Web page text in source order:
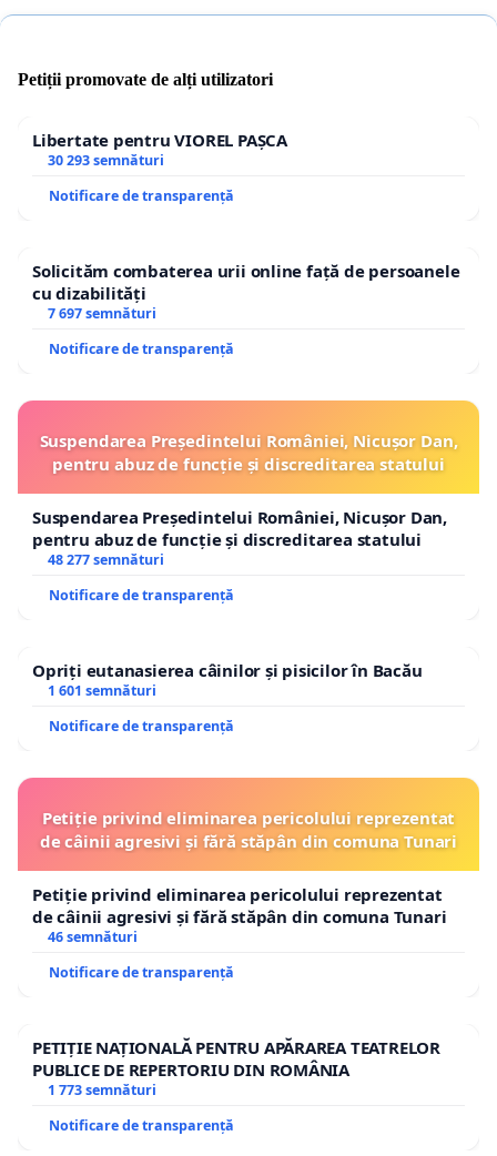
Petiții promovate de alți utilizatori
Libertate pentru VIOREL PAȘCA
30 293 semnături
Notificare de transparență
Solicităm combaterea urii online față de persoanele
cu dizabilități
7 697 semnături
Notificare de transparență
Suspendarea Președintelui României, Nicușor Dan,
pentru abuz de funcție și discreditarea statului
Suspendarea Președintelui României, Nicușor Dan,
pentru abuz de funcție și discreditarea statului
48 277 semnături
Notificare de transparență
Opriți eutanasierea câinilor și pisicilor în Bacău
1 601 semnături
Notificare de transparență
Petiție privind eliminarea pericolului reprezentat
de câinii agresivi și fără stăpân din comuna Tunari
Petiție privind eliminarea pericolului reprezentat
de câinii agresivi și fără stăpân din comuna Tunari
46 semnături
Notificare de transparență
PETIȚIE NAȚIONALĂ PENTRU APĂRAREA TEATRELOR
PUBLICE DE REPERTORIU DIN ROMÂNIA
1 773 semnături
Notificare de transparență